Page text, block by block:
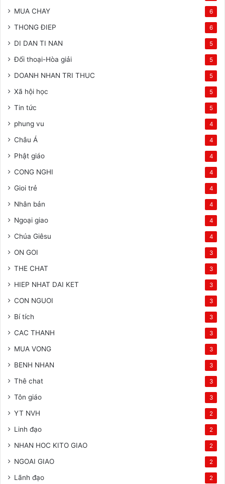
MUA CHAY 6
THONG ĐIEP 6
DI DAN TI NAN 5
Đối thoại-Hòa giải 5
DOANH NHAN TRI THUC 5
Xã hội học 5
Tin tức 5
phung vu 4
Châu Á 4
Phật giáo 4
CONG NGHI 4
Gioi trẻ 4
Nhân bản 4
Ngoại giao 4
Chúa Giêsu 4
ON GOI 3
THE CHAT 3
HIEP NHAT DAI KET 3
CON NGUOI 3
Bí tích 3
CAC THANH 3
MUA VONG 3
BENH NHAN 3
Thê chat 3
Tôn giáo 3
YT NVH 2
Linh đạo 2
NHAN HOC KITO GIAO 2
NGOAI GIAO 2
Lãnh đạo 2